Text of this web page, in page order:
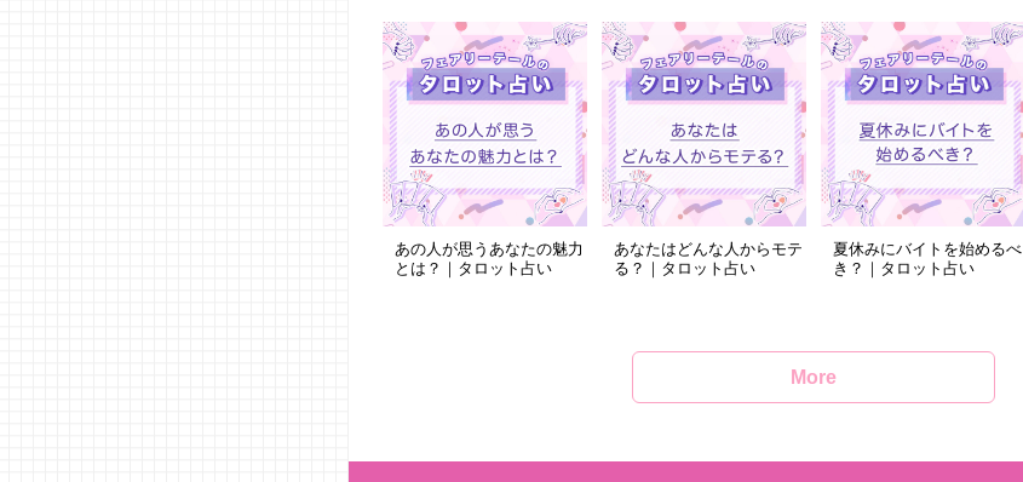
あの人が思うあなたの魅力
とは？｜タロット占い
あなたはどんな人からモテ
る？｜タロット占い
夏休みにバイトを始めるべ
き？｜タロット占い
More